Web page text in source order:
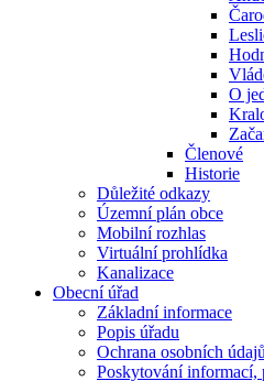
O
Členové
Historie
Důležité odkazy
Územní plán obce
Mobilní rozhlas
Virtuální prohlídka
Kanalizace
Obecní úřad
Základní informace
Popis úřadu
Ochrana osobních údajů
Poskytování informací,